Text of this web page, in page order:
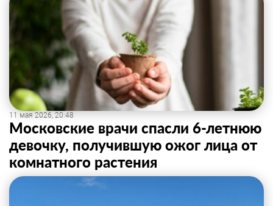
11 мая 2026, 20:48
Московские врачи спасли 6-летнюю
девочку, получившую ожог лица от
комнатного растения